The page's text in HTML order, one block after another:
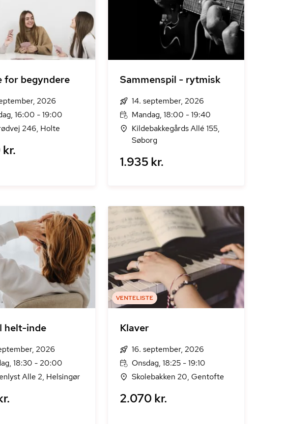
for begyndere
2026
16:00 - 19:00
246, Holte
Sammenspil - rytmisk
14. september, 2026
Mandag, 18:00 - 19:40
Kildebakkegårds Allé 155,
Søborg
1.935 kr.
helt-inde
2026
18:30 - 20:00
Alle 2, Helsingør
VENTELISTE
Klaver
16. september, 2026
Onsdag, 18:25 - 19:10
Skolebakken 20, Gentofte
2.070 kr.